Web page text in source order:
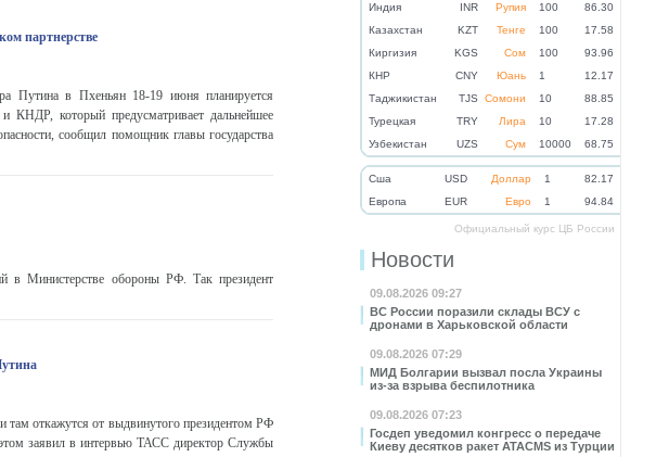
Индия
INR Рупия 100
86.30
Казахстан
KZT Тенге 100
17.58
Киргизия
KGS Сом 100
93.96
КНР
CNY Юань 1
12.17
Таджикистан
TJS Сомони 10
88.85
Турецкая
TRY Лира 10
17.28
Узбекистан
UZS Сум 10000 68.75
Cша USD Доллар 1
82.17
Eвропа
EUR Евро 1 94.84
Официальный курс ЦБ России
Новости
09.08.2026 09:27
ВС России поразили склады ВСУ с
дронами в Харьковской области
09.08.2026 07:29
МИД Болгарии вызвал посла Украины
из-за взрыва беспилотника
09.08.2026 07:23
Госдеп уведомил конгресс о передаче
Киеву десятков ракет ATACMS из Турции
партнерстве
Путина в Пхеньян 18-19 июня планируется
и КНДР, который предусматривает дальнейшее
сообщил помощник главы государства
в Министерстве обороны РФ. Так президент
откажутся от выдвинутого президентом РФ
заявил в интервью ТАСС директор Службы